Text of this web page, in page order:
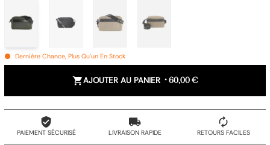
Dernière Chance, Plus Qu'un En Stock
AJOUTER AU PANIER • 60,00 €
PAIEMENT SÉCURISÉ LIVRAISON RAPIDE RETOURS FACILES